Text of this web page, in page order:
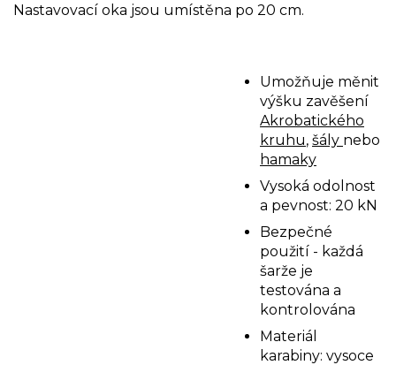
Nastavovací oka jsou umístěna po 20 cm.
Umožňuje měnit
výšku zavěšení
Akrobatického
kruhu, šály nebo
hamaky
Vysoká odolnost
a pevnost: 20 kN
Bezpečné
použití - každá
šarže je
testována a
kontrolována
Materiál
karabiny: vysoce